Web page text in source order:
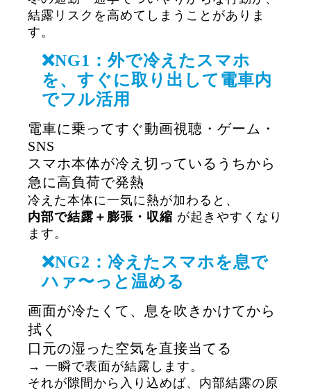
結露リスクを高めてしまうことがありま
す。
❌NG1：外で冷えたスマホ
を、すぐに取り出して電車内
でフル活用
電車に乗ってすぐ動画視聴・ゲーム・
SNS
スマホ本体が冷え切っているうちから
急に高負荷で発熱
冷えた本体に一気に熱が加わると、
内部で結露＋膨張・収縮 が起きやすくなり
ます。
❌NG2：冷えたスマホを息で
ハァ〜っと温める
画面が冷たくて、息を吹きかけてから
拭く
口元の湿った空気を直接当てる
→ 一瞬で表面が結露します。
それが隙間から入り込めば、内部結露の原